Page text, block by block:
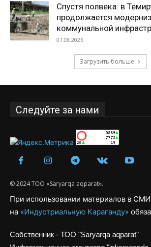
Спустя полвека: в
продолжается
коммунальной
07.08.2026
Загрузить больше
Следуйте за нами
© 2024 ТОО «Saryarqa aqparat».
При использовании материалов в
на «Индустриальную Караганду»
Собственник - ТОО "Saryarqa aqparat"